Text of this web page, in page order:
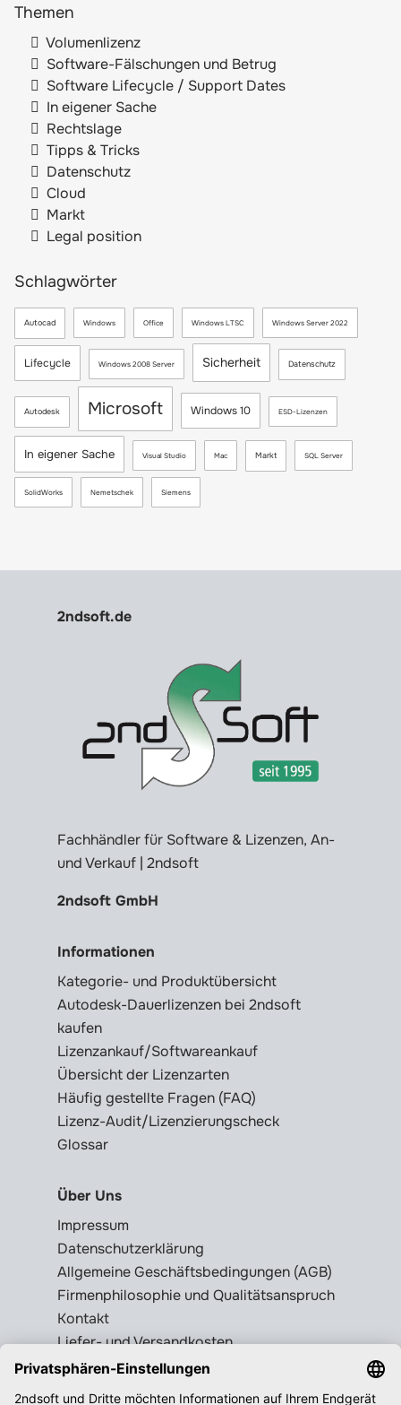
Themen
Volumenlizenz
Software-Fälschungen und Betrug
Software Lifecycle / Support Dates
In eigener Sache
Rechtslage
Tipps & Tricks
Datenschutz
Cloud
Markt
Legal position
Schlagwörter
Autocad Windows Office Windows LTSC Windows Server 2022
Lifecycle Windows 2008 Server Sicherheit Datenschutz
Autodesk Microsoft Windows 10 ESD-Lizenzen
In eigener Sache Visual Studio Mac Markt SQL Server
SolidWorks Nemetschek Siemens
2ndsoft.de
Fachhändler für Software & Lizenzen, An-
und Verkauf | 2ndsoft
2ndsoft GmbH
Informationen
Kategorie- und Produktübersicht
Autodesk-Dauerlizenzen bei 2ndsoft
kaufen
Lizenzankauf/Softwareankauf
Übersicht der Lizenzarten
Häufig gestellte Fragen (FAQ)
Lizenz-Audit/Lizenzierungscheck
Glossar
Über Uns
Impressum
Datenschutzerklärung
Allgemeine Geschäftsbedingungen (AGB)
Firmenphilosophie und Qualitätsanspruch
Kontakt
Liefer- und Versandkosten
Rückgabebedingungen